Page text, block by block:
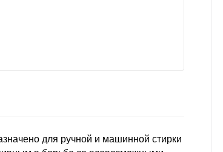
для ручной и машинной стирки